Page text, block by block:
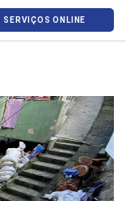
SERVIÇOS ONLINE